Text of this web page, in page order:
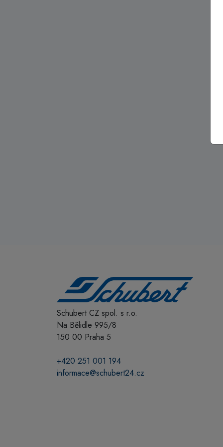
Schubert CZ spol. s r.o.
Na Bělidle 995/8
150 00 Praha 5
+420 251 001 194
informace@schubert24.cz